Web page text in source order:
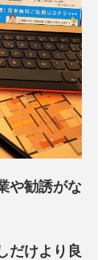
や勧誘がな
だけより良